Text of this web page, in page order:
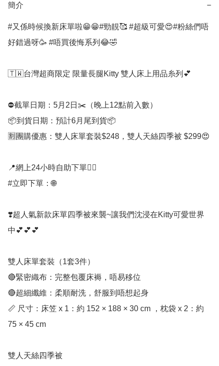
簡介 −
#又係時候換新床單啦😁😁#勁靚🥰 #超級可愛😍#粉絲們唔
好錯過呀🥳 #唔買後悔系列😂🤣
🇹🇼台灣超商限定 限量長腿Kitty 雙人床上用品糸列💕
⛔️截單日期：5月2日✂️（晚上12點前入數）
📦到貨日期：預計6月尾到貨📦
🈹團購優惠：雙人床單套裝$248，雙人天絲四季被 $299😍
📍網上24小時自助下單👍🏻
#立即下單：🌐
❣️超人氣新款床單四季被來襲~讓我們沈浸在Kitty可愛世界
中💕💕💕
雙人床單套裝（1套3件）
🔴緊密織布：完整包覆床褥，唔易移位
🔴超細纖維：柔順耐洗，舒服到唔想起身
📏 尺寸：床笠 x 1：約 152 × 188 × 30 cm ，枕袋 x 2：約
75 × 45 cm
雙人天絲四季被